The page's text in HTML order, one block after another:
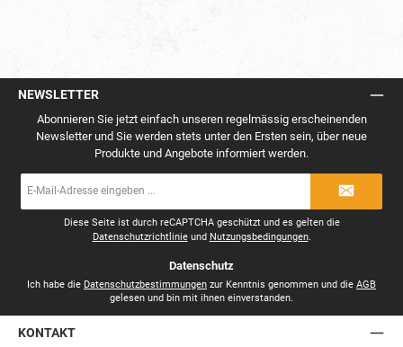
NEWSLETTER
Abonnieren Sie jetzt einfach unseren regelmässig erscheinenden
Newsletter und Sie werden stets unter den Ersten sein, über neue
Produkte und Angebote informiert werden.
Mail-
Diese Seite ist durch reCAPTCHA geschützt und es gelten die
Datenschutzrichtlinieund Nutzungsbedingungen.
Datenschutz
Ich habe die Datenschutzbestimmungen zur Kenntnis genommen und die AGB
gelesen und bin mit ihnen einverstanden.
KONTAKT